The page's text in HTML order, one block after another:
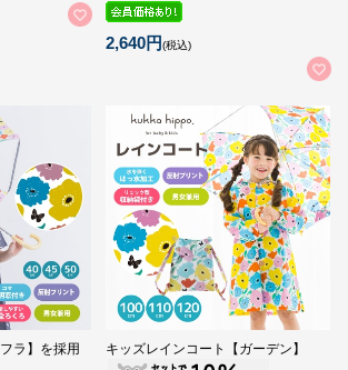
2,640円(税込)
ラ】を採用
キッズレインコート【ガーデン】